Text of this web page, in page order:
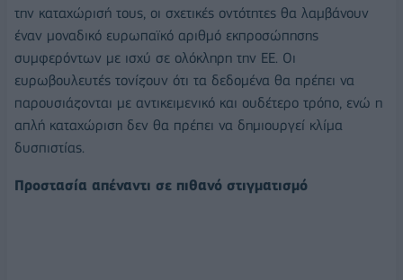
την καταχώρισή τους, οι σχετικές οντότητες θα λαμβάνουν
έναν μοναδικό ευρωπαϊκό αριθμό εκπροσώπησης
συμφερόντων με ισχύ σε ολόκληρη την ΕΕ. Οι
ευρωβουλευτές τονίζουν ότι τα δεδομένα θα πρέπει να
παρουσιάζονται με αντικειμενικό και ουδέτερο τρόπο, ενώ η
απλή καταχώριση δεν θα πρέπει να δημιουργεί κλίμα
δυσπιστίας.
Προστασία απέναντι σε πιθανό στιγματισμό